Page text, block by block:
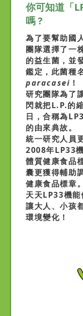
你可知道「
嗎 ?
為了要幫助國
團隊選擇了一
的益生菌，並
鑑定，此菌種
paracasei ！
研究團隊為了
閃就把L.P.的
日，合稱為
的由來典故。
統一研究人員
2008年LP33
體質健康食品
囊更獲得輔助
健康食品標章。
天天LP33機能
讓大人、小孩
環境變化！